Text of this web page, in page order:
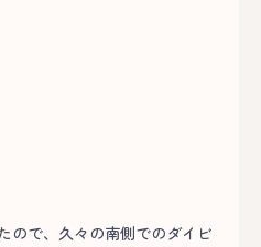
ので、久々の南側でのダイビ